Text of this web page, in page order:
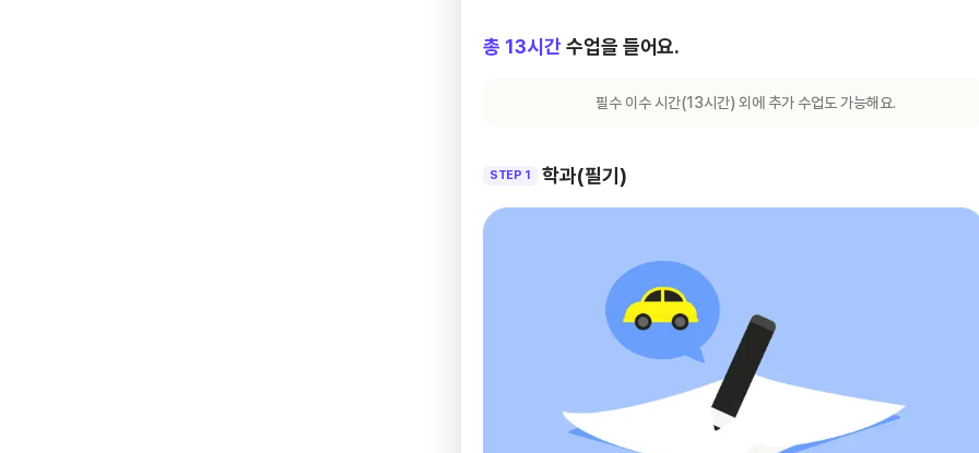
총 13시간 수업을 들어요.
필수 이수 시간(13시간) 외에 추가 수업도 가능해요.
STEP 1 학과(필기)